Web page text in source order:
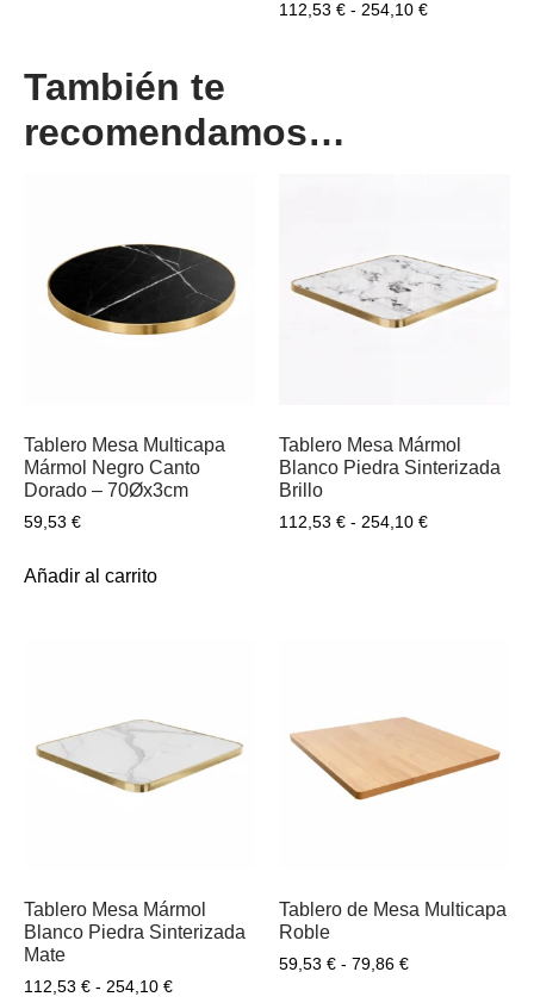
112,53 € - 254,10 €
También te
recomendamos…
Tablero Mesa Multicapa
Mármol Negro Canto
Dorado – 70Øx3cm
59,53 €
Añadir al carrito
Tablero Mesa Mármol
Blanco Piedra Sinterizada
Brillo
112,53 € - 254,10 €
Tablero Mesa Mármol
Blanco Piedra Sinterizada
Mate
112,53 € - 254,10 €
Tablero de Mesa Multicapa
Roble
59,53 € - 79,86 €